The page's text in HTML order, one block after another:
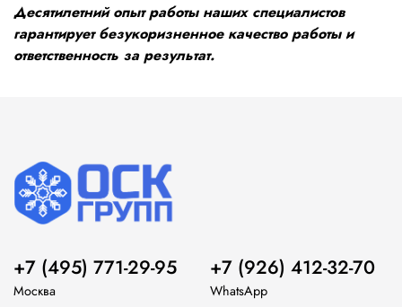
Десятилетний опыт работы наших специалистов
гарантирует безукоризненное качество работы и
ответственность за результат.
+7 (495) 771-29-95
Москва
+7 (926) 412-32-70
WhatsApp